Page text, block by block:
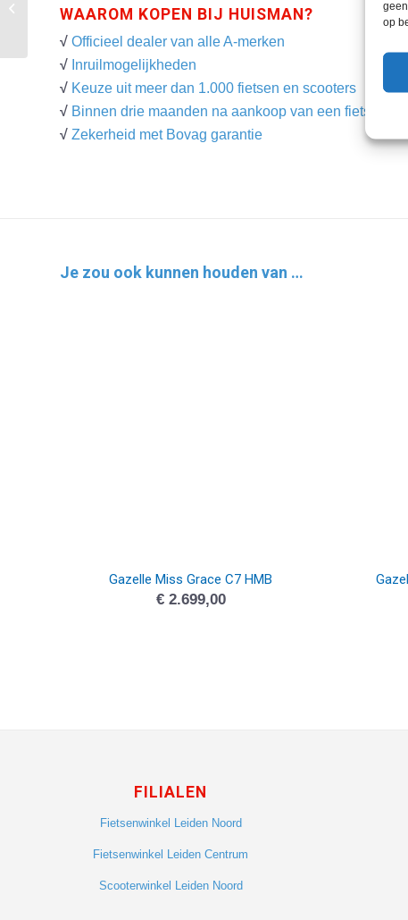
op
WAAROM KOPEN BIJ HUISMAN?
√ Officieel dealer van alle A-merken
√ Inruilmogelijkheden
√ Keuze uit meer dan 1.000 fietsen en scooters
√ Binnen drie maanden na aankoop van een fiets een
√ Zekerheid met Bovag garantie
Je zou ook kunnen houden van …
Gazelle Miss Grace C7 HMB
€2.699,00
FILIALEN
Fietsenwinkel Leiden Noord
Fietsenwinkel Leiden Centrum
Scooterwinkel Leiden Noord
Carqon Classic Smart